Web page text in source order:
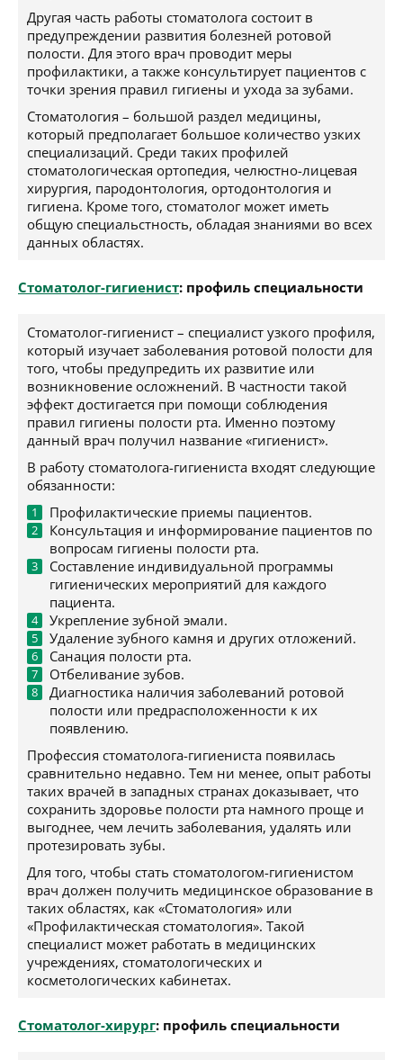
Другая часть работы стоматолога состоит в
предупреждении развития болезней ротовой
полости. Для этого врач проводит меры
профилактики, а также консультирует пациентов с
точки зрения правил гигиены и ухода за зубами.
Стоматология – большой раздел медицины,
который предполагает большое количество узких
специализаций. Среди таких профилей
стоматологическая ортопедия, челюстно-лицевая
хирургия, пародонтология, ортодонтология и
гигиена. Кроме того, стоматолог может иметь
общую специальстность, обладая знаниями во всех
данных областях.
Стоматолог-гигиенист: профиль специальности
Стоматолог-гигиенист – специалист узкого профиля,
который изучает заболевания ротовой полости для
того, чтобы предупредить их развитие или
возникновение осложнений. В частности такой
эффект достигается при помощи соблюдения
правил гигиены полости рта. Именно поэтому
данный врач получил название «гигиенист».
В работу стоматолога-гигиениста входят следующие
обязанности:
Профилактические приемы пациентов.
Консультация и информирование пациентов по
вопросам гигиены полости рта.
Составление индивидуальной программы
гигиенических мероприятий для каждого
пациента.
Укрепление зубной эмали.
Удаление зубного камня и других отложений.
Санация полости рта.
Отбеливание зубов.
Диагностика наличия заболеваний ротовой
полости или предрасположенности к их
появлению.
Профессия стоматолога-гигиениста появилась
сравнительно недавно. Тем ни менее, опыт работы
таких врачей в западных странах доказывает, что
сохранить здоровье полости рта намного проще и
выгоднее, чем лечить заболевания, удалять или
протезировать зубы.
Для того, чтобы стать стоматологом-гигиенистом
врач должен получить медицинское образование в
таких областях, как «Стоматология» или
«Профилактическая стоматология». Такой
специалист может работать в медицинских
учреждениях, стоматологических и
косметологических кабинетах.
Стоматолог-хирург: профиль специальности